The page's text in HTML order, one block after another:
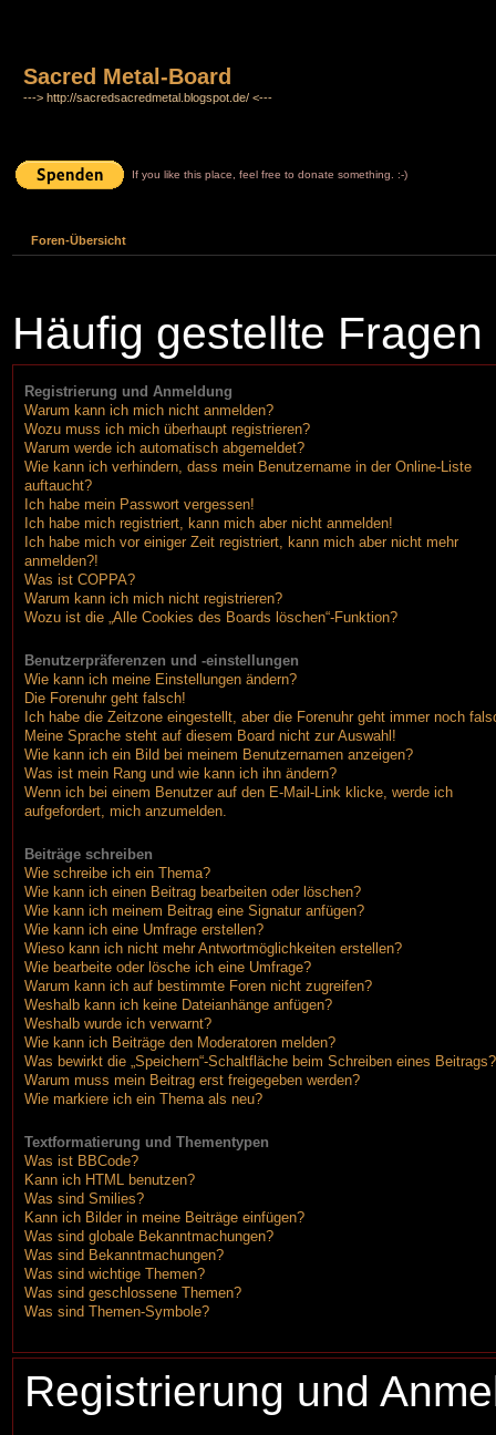
Sacred Metal-Board
---> http://sacredsacredmetal.blogspot.de/ <---
If you like this place, feel free to donate something. :-)
Foren-Übersicht
Häufig gestellte Fragen
Registrierung und Anmeldung
Warum kann ich mich nicht anmelden?
Wozu muss ich mich überhaupt registrieren?
Warum werde ich automatisch abgemeldet?
Wie kann ich verhindern, dass mein Benutzername in der Online-Liste
auftaucht?
Ich habe mein Passwort vergessen!
Ich habe mich registriert, kann mich aber nicht anmelden!
Ich habe mich vor einiger Zeit registriert, kann mich aber nicht mehr
anmelden?!
Was ist COPPA?
Warum kann ich mich nicht registrieren?
Wozu ist die „Alle Cookies des Boards löschen“-Funktion?
Benutzerpräferenzen und -einstellungen
Wie kann ich meine Einstellungen ändern?
Die Forenuhr geht falsch!
Ich habe die Zeitzone eingestellt, aber die Forenuhr geht immer noch
Meine Sprache steht auf diesem Board nicht zur Auswahl!
Wie kann ich ein Bild bei meinem Benutzernamen anzeigen?
Was ist mein Rang und wie kann ich ihn ändern?
Wenn ich bei einem Benutzer auf den E-Mail-Link klicke, werde ich
aufgefordert, mich anzumelden.
Beiträge schreiben
Wie schreibe ich ein Thema?
Wie kann ich einen Beitrag bearbeiten oder löschen?
Wie kann ich meinem Beitrag eine Signatur anfügen?
Wie kann ich eine Umfrage erstellen?
Wieso kann ich nicht mehr Antwortmöglichkeiten erstellen?
Wie bearbeite oder lösche ich eine Umfrage?
Warum kann ich auf bestimmte Foren nicht zugreifen?
Weshalb kann ich keine Dateianhänge anfügen?
Weshalb wurde ich verwarnt?
Wie kann ich Beiträge den Moderatoren melden?
Was bewirkt die „Speichern“-Schaltfläche beim Schreiben eines Beitrags?
Warum muss mein Beitrag erst freigegeben werden?
Wie markiere ich ein Thema als neu?
Textformatierung und Thementypen
Was ist BBCode?
Kann ich HTML benutzen?
Was sind Smilies?
Kann ich Bilder in meine Beiträge einfügen?
Was sind globale Bekanntmachungen?
Was sind Bekanntmachungen?
Was sind wichtige Themen?
Was sind geschlossene Themen?
Was sind Themen-Symbole?
Registrierung und